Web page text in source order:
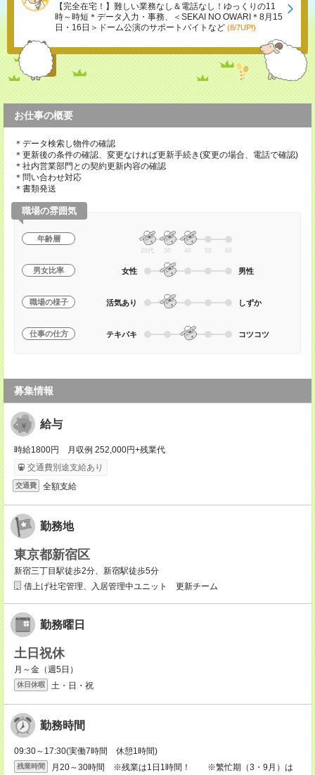
【完全在宅！】難しい業務なし＆電話なし！ゆっくりの11
時～時短＊データ入力・事務、＜SEKAI NO OWARI＊8月15
日・16日＞ドーム公演のサポートバイトなど (8/7UP!)
お仕事の概要
＊データ検索し物件の確認
＊更新後の条件の確認、変更なければ更新手続き(変更の場合、電話で確認)
＊社内営業部門との契約更新内容の確認
＊問い合わせ対応
＊書類発送
職場の雰囲気
年齢層
20代 30 40 50 60
男女比率 女性 男性
職場の様子 活気あり しずか
仕事の仕方 テキパキ コツコツ
募集情報
給与
時給1800円 月収例 252,000円+残業代
交通費別途支給あり
交通費 全額支給
勤務地
東京都新宿区
新宿三丁目駅徒歩2分、新宿駅徒歩5分
借上げ社宅管理、入居管理中ユニット 更新チーム
勤務曜日
土日祝休
月～金（週5日）
休日休暇 土・日・祝
勤務時間
09:30～17:30(実働7時間 休憩1時間)
残業時間
月20～30時間 ※残業は1日1時間！ ※繁忙期（3・9月）は